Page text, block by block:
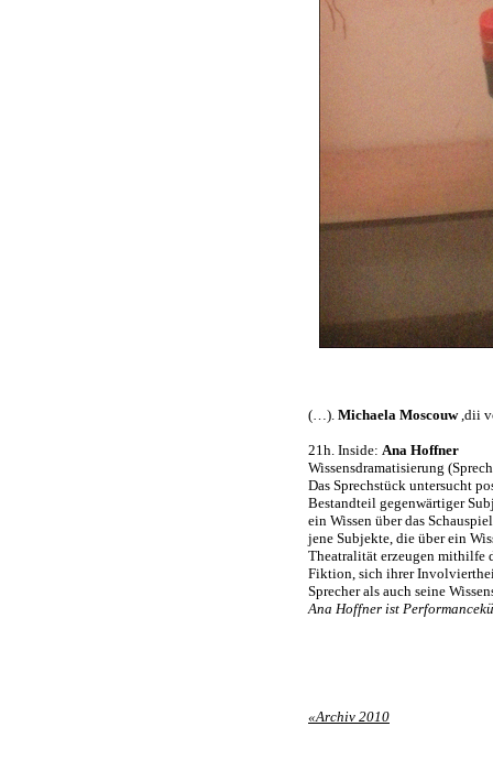
(…). Michaela Moscouw,dii
21h. Inside: Ana Hoffner
Wissensdramatisierung
Das Sprechstück untersucht
Bestandteil gegenwärtiger
ein Wissen über das
jene Subjekte, die über ein
Theatralität erzeugen mithilfe
Fiktion, sich ihrer
Sprecher als auch seine
Ana Hoffner ist
«Archiv 2010